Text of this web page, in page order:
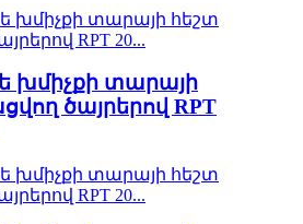
խմիչքի տարայի
ծայրերով RPT